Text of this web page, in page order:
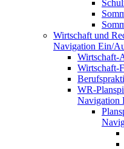
Wirtschaft und
Navigation Ein/
Wirtschaft-
Wirtschaft-
WR-
Navigation